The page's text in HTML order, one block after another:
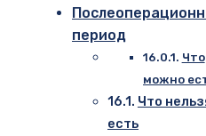
период
Что
можно
Что
есть